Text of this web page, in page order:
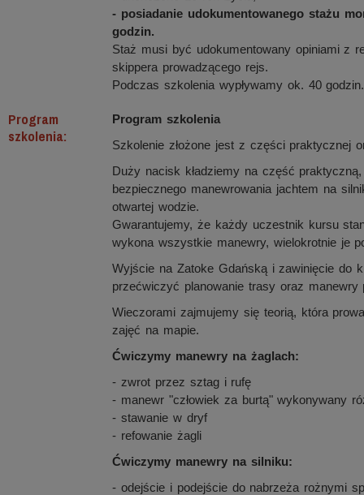
- posiadanie udokumentowanego stażu
godzin.
Staż musi być udokumentowany opiniami z
skippera prowadzącego rejs.
Podczas szkolenia wypływamy ok. 40 godzin.
Program
szkolenia:
Program szkolenia
Szkolenie złożone jest z części praktycznej
Duży nacisk kładziemy na część
bezpiecznego manewrowania jachtem na
otwartej wodzie.
Gwarantujemy, że każdy uczestnik kursu
wykona wszystkie manewry, wielokrotnie je
Wyjście na Zatoke Gdańską i zawinięcie do
przećwiczyć planowanie trasy oraz
Wieczorami zajmujemy się teorią, która
zajęć na mapie.
Ćwiczymy manewry na żaglach:
- zwrot przez sztag i rufę
- manewr "człowiek za burtą" wykonywany
- stawanie w dryf
- refowanie żagli
Ćwiczymy manewry na silniku:
- odejście i podejście do nabrzeża rożnymi